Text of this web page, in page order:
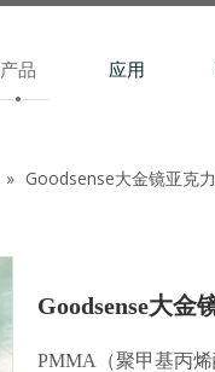
产品 应用
» Goodsense大金镜亚克
Goodsense大金
PMMA（聚甲基丙